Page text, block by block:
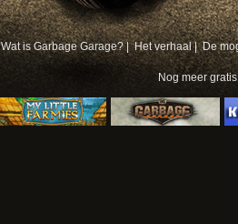
Wat is Garbage Garage? | Het verhaal | De
Nog meer